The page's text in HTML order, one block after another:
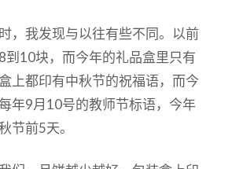
，我发现与以往有些不同。以前
到10块，而今年的礼品盒里只有
上都印有中秋节的祝福语，而今
年9月10号的教师节标语，今年
节前5天。